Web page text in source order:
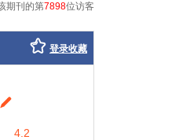
期刊的第7898位访客
登录收藏
4.2